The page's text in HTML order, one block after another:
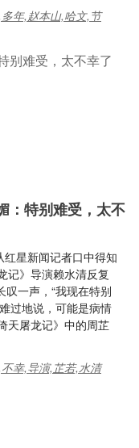
年,赵本山,哈文,节
：特别难受，太不
红星新闻记者口中得知
记》导演赖水清反复
一声，“我现在特别
过地说，可能是病情
天屠龙记》中的周芷
幸,导演,芷若,水清